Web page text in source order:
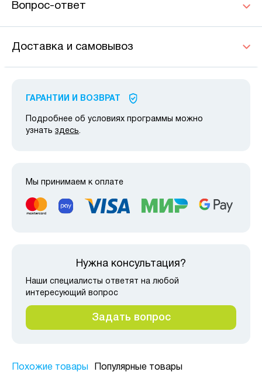
Вопрос-ответ
Доставка и самовывоз
ГАРАНТИИ И ВОЗВРАТ
Подробнее об условиях программы можно
узнать здесь.
Мы принимаем к оплате
Нужна консультация?
Наши специалисты ответят на любой
интересующий вопрос
Задать вопрос
Похожие товары Популярные товары